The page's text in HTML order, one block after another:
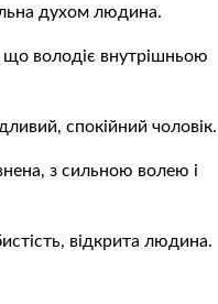
духом людина.
що володіє внутрішньою
спокійний чоловік.
з сильною волею і
відкрита людина.